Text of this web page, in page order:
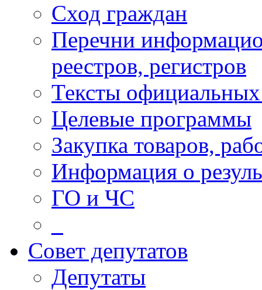
Сход граждан
Перечни
реестров, регистров
Тексты
Целевые программы
Закупка товаров,
Информация о
ГО и ЧС
Совет депутатов
Депутаты